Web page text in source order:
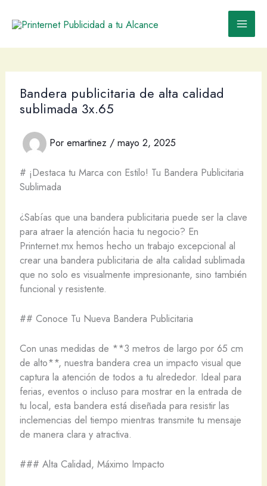
Bandera publicitaria de alta calidad
sublimada 3x.65
Por emartinez / mayo 2, 2025
# ¡Destaca tu Marca con Estilo! Tu Bandera Publicitaria
Sublimada
¿Sabías que una bandera publicitaria puede ser la clave
para atraer la atención hacia tu negocio? En
Printernet.mx hemos hecho un trabajo excepcional al
crear una bandera publicitaria de alta calidad sublimada
que no solo es visualmente impresionante, sino también
funcional y resistente.
## Conoce Tu Nueva Bandera Publicitaria
Con unas medidas de **3 metros de largo por 65 cm
de alto**, nuestra bandera crea un impacto visual que
captura la atención de todos a tu alrededor. Ideal para
ferias, eventos o incluso para mostrar en la entrada de
tu local, esta bandera está diseñada para resistir las
inclemencias del tiempo mientras transmite tu mensaje
de manera clara y atractiva.
### Alta Calidad, Máximo Impacto